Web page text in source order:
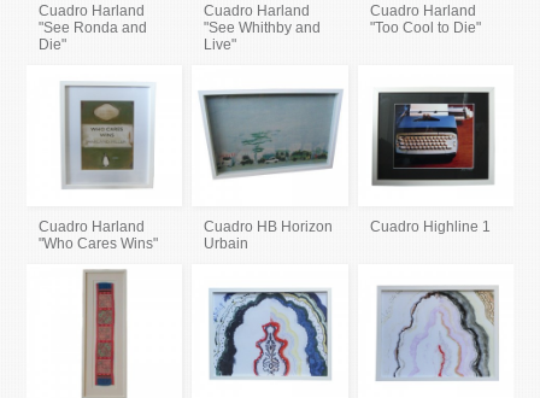
Cuadro Harland
"See Ronda and
Die"
Cuadro Harland
"See Whithby and
Live"
Cuadro Harland
"Too Cool to Die"
Cuadro Harland
"Who Cares Wins"
Cuadro HB Horizon
Urbain
Cuadro Highline 1